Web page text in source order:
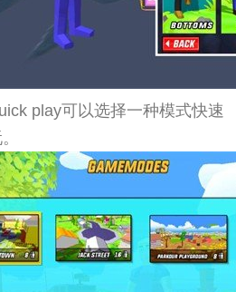
play可以选择一种模式快速